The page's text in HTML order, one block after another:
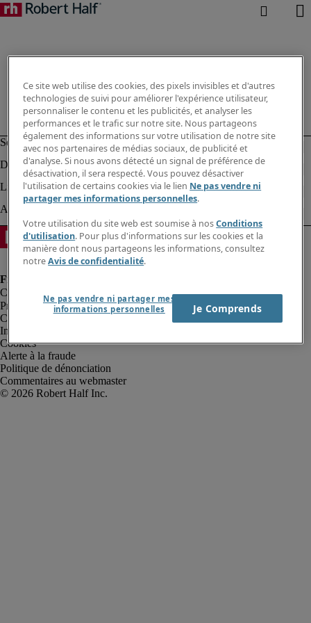
Protection des données personnelles
Conditions d’utilisation
Informations sur la société
Cookies
Alerte à la fraude
Politique de dénonciation
Commentaires au webmaster
Ce site web utilise des cookies, des pixels invisibles et d'autres
technologies de suivi pour améliorer l'expérience utilisateur,
personnaliser le contenu et les publicités, et analyser les
performances et le trafic sur notre site. Nous partageons
également des informations sur votre utilisation de notre site
avec nos partenaires de médias sociaux, de publicité et
d'analyse. Si nous avons détecté un signal de préférence de
désactivation, il sera respecté. Vous pouvez désactiver
l'utilisation de certains cookies via le lien Ne pas vendre ni
partager mes informations personnelles.
Votre utilisation du site web est soumise à nosConditions
d'utilisation. Pour plus d'informations sur les cookies et la
manière dont nous partageons les informations, consultez
notreAvis de confidentialité.
Ne pas vendre ni partager mes
informations personnelles
Je Comprends